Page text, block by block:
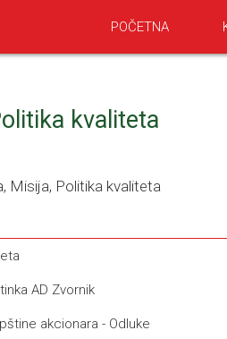
POČETNA
kvaliteta
Misija, Politika kvaliteta
AD Zvornik
akcionara - Odluke